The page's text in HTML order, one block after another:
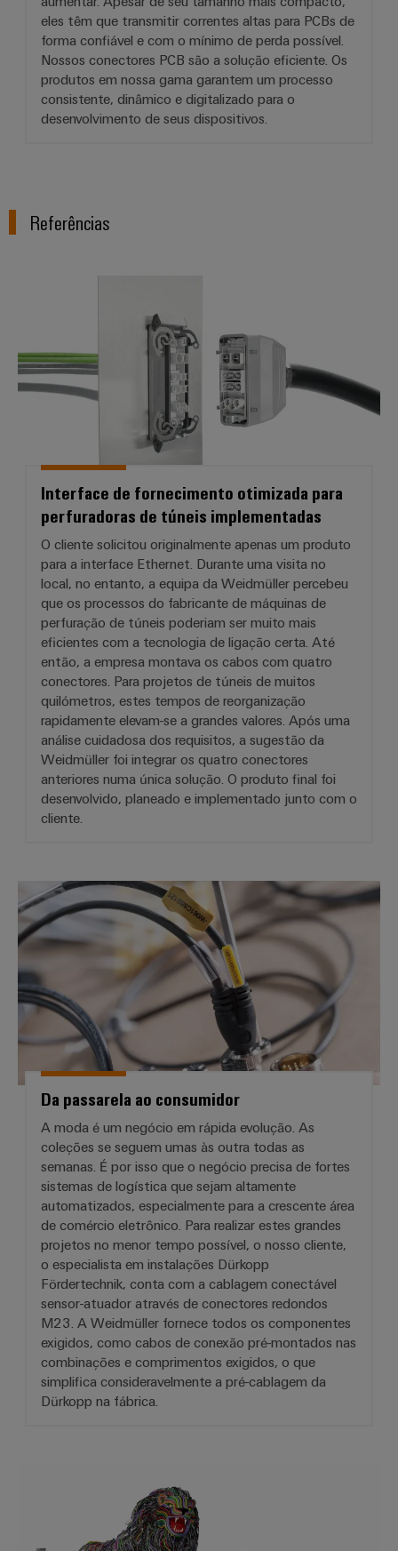
eles têm que transmitir correntes altas para PCBs de
forma confiável e com o mínimo de perda possível.
Nossos conectores PCB são a solução eficiente. Os
produtos em nossa gama garantem um processo
consistente, dinâmico e digitalizado para o
desenvolvimento de seus dispositivos.
Referências
Interface de fornecimento otimizada para
perfuradoras de túneis implementadas
O cliente solicitou originalmente apenas um produto
para a interface Ethernet. Durante uma visita no
local, no entanto, a equipa da Weidmüller percebeu
que os processos do fabricante de máquinas de
perfuração de túneis poderiam ser muito mais
eficientes com a tecnologia de ligação certa. Até
então, a empresa montava os cabos com quatro
conectores. Para projetos de túneis de muitos
quilómetros, estes tempos de reorganização
rapidamente elevam-se a grandes valores. Após uma
análise cuidadosa dos requisitos, a sugestão da
Weidmüller foi integrar os quatro conectores
anteriores numa única solução. O produto final foi
desenvolvido, planeado e implementado junto com o
cliente.
Da passarela ao consumidor
Da passarela ao consumidor
A moda é um negócio em rápida evolução. As
coleções se seguem umas às outra todas as
semanas. É por isso que o negócio precisa de fortes
sistemas de logística que sejam altamente
automatizados, especialmente para a crescente área
de comércio eletrônico. Para realizar estes grandes
projetos no menor tempo possível, o nosso cliente,
o especialista em instalações Dürkopp
Fördertechnik, conta com a cablagem conectável
sensor-atuador através de conectores redondos
M23. A Weidmüller fornece todos os componentes
exigidos, como cabos de conexão pré-montados nas
combinações e comprimentos exigidos, o que
simplifica consideravelmente a pré-cablagem da
Dürkopp na fábrica.